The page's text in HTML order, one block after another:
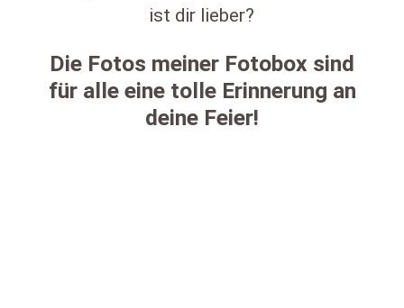
ist dir lieber?
Die Fotos meiner Fotobox sind
für alle eine tolle Erinnerung an
deine Feier!